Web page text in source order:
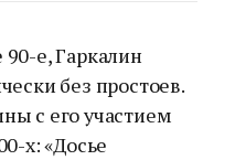
е, Гаркалин
без простоев.
с его участием
х: «Досье